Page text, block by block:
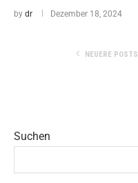
by dr Dezember 18, 2024
NEUERE POSTS
Suchen